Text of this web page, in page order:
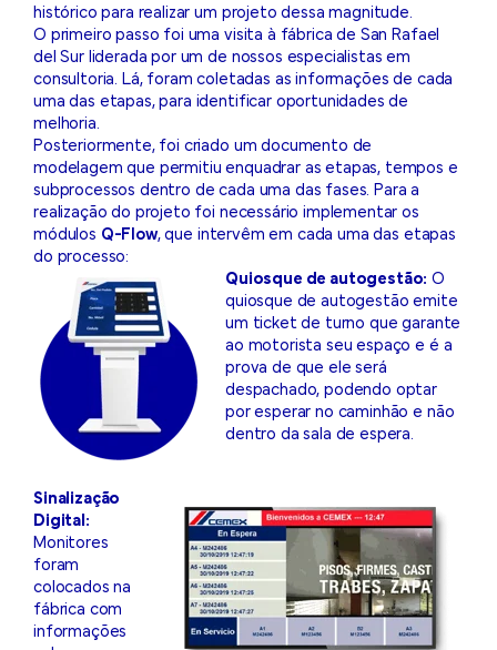
histórico para realizar um projeto dessa magnitude.
O primeiro passo foi uma visita à fábrica de San Rafael
del Sur liderada por um de nossos especialistas em
consultoria. Lá, foram coletadas as informações de cada
uma das etapas, para identificar oportunidades de
melhoria.
Posteriormente, foi criado um documento de
modelagem que permitiu enquadrar as etapas, tempos e
subprocessos dentro de cada uma das fases. Para a
realização do projeto foi necessário implementar os
módulos Q-Flow, que intervêm em cada uma das etapas
do processo:
Quiosque de autogestão: O
quiosque de autogestão emite
um ticket de turno que garante
ao motorista seu espaço e é a
prova de que ele será
despachado, podendo optar
por esperar no caminhão e não
dentro da sala de espera.
Sinalização
Digital:
Monitores
foram
colocados na
fábrica com
informações